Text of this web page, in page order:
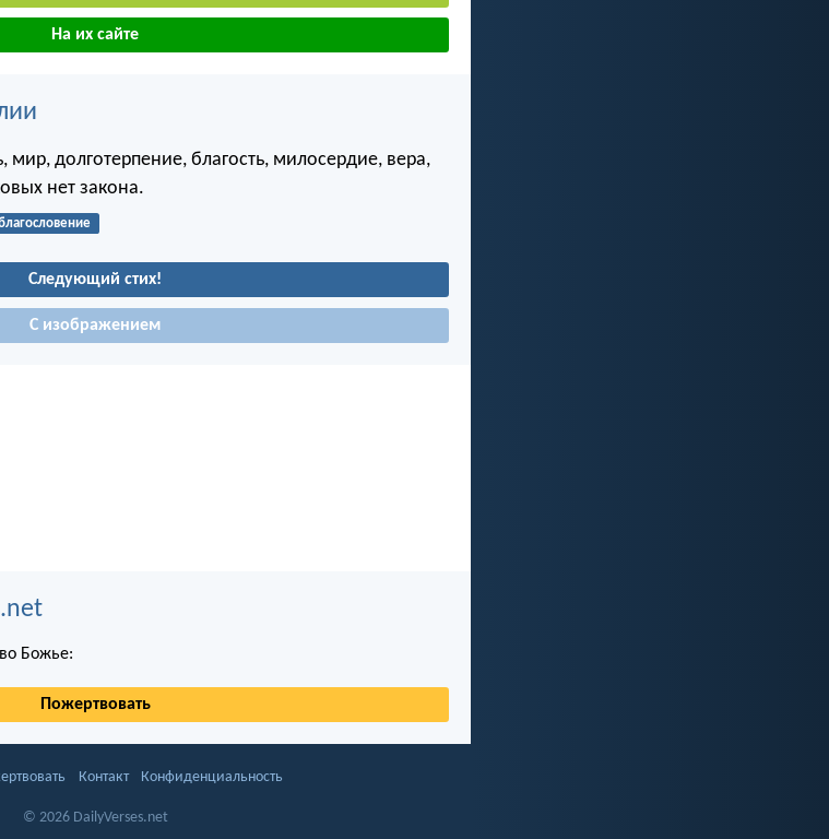
На их сайте
мир, долготерпение, благость, милосердие, вера,
нет закона.
Следующий стих!
С изображением
Божье:
Пожертвовать
Контакт Конфиденциальность
© 2026 DailyVerses.net